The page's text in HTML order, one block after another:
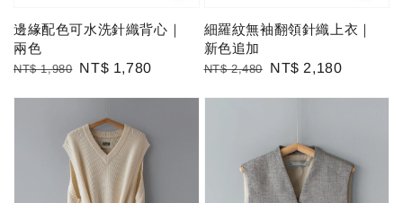
邊緣配色可水洗針織背心｜
兩色
Regular
NT$ 1,980 Sale
NT$ 1,780
細羅紋無袖翻領針織上衣｜
新色追加
Regular
NT$ 2,480
Sale
NT$ 2,180